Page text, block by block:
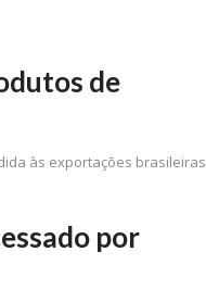
de
às exportações brasileiras
por